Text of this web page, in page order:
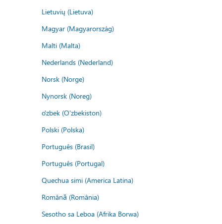
Lietuvių (Lietuva)
Magyar (Magyarország)
Malti (Malta)
Nederlands (Nederland)
Norsk (Norge)
Nynorsk (Noreg)
o'zbek (O'zbekiston)
Polski (Polska)
Português (Brasil)
Português (Portugal)
Quechua simi (America Latina)
Română (România)
Sesotho sa Leboa (Afrika Borwa)